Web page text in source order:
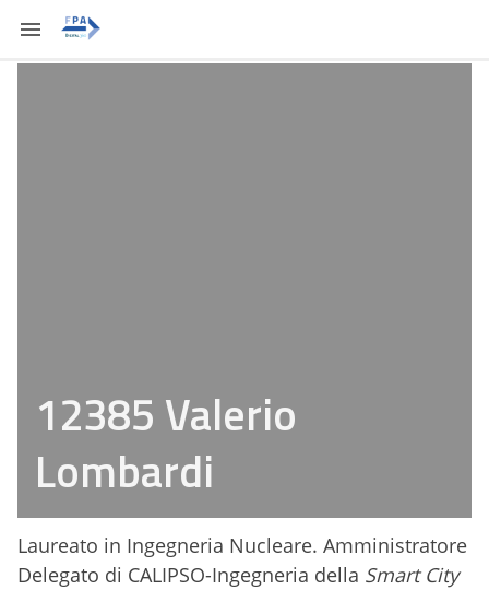
12385 Valerio
Lombardi
Laureato in Ingegneria Nucleare. Amministratore
Delegato di CALIPSO-Ingegneria della Smart City